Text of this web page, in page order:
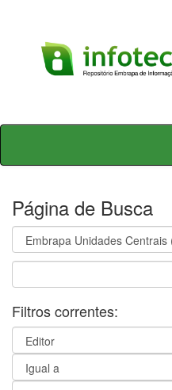
Skip
Página de Busca
Filtros correntes: